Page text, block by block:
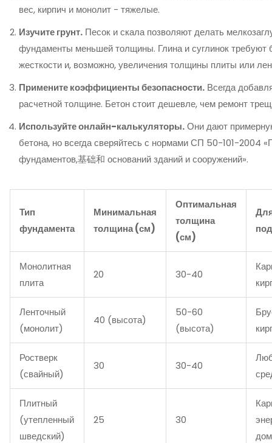
вес, кирпич и монолит - тяжелые.
Изучите грунт. Песок и скала позволяют делать
фундаменты меньшей толщины. Глина и суглинок требуют
жесткости и, возможно, увеличения толщины плиты или
Примените коэффициенты безопасности. Всегда
расчетной толщине. Бетон стоит дешевле, чем ремонт
Используйте онлайн-калькуляторы.Они дают
бетона, но всегда сверяйтесь с нормами СП 50-101-2004
фундаментов,基础和 оснований зданий и сооружений».
Тип
фундамента
Минимальная
толщина (см)
Оптимальная
толщина
(см)
Монолитная
плита
20 30-40
Ленточный
(монолит)
40 (высота)
50-60
(высота)
Ростверк
(свайный)
30 30-40
Плитный
(утепленный
шведский)
25 30